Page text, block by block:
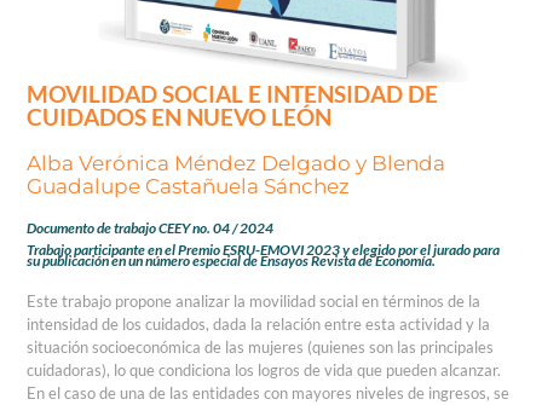
MOVILIDAD SOCIAL E INTENSIDAD DE
CUIDADOS EN NUEVO LEÓN
Alba Verónica Méndez Delgado y Blenda
Guadalupe Castañuela Sánchez
Documento de trabajo CEEY no. 04 / 2024
Trabajo participante en el Premio ESRU-EMOVI 2023 y elegido por el jurado para
su publicación en un número especial de Ensayos Revista de Economía.
Este trabajo propone analizar la movilidad social en términos de la
intensidad de los cuidados, dada la relación entre esta actividad y la
situación socioeconómica de las mujeres (quienes son las principales
cuidadoras), lo que condiciona los logros de vida que pueden alcanzar.
En el caso de una de las entidades con mayores niveles de ingresos, se